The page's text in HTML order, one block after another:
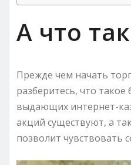
А что
Прежде чем начать
разберитесь, что
выдающих интернет-
акций существуют, а
позволит чувствовать